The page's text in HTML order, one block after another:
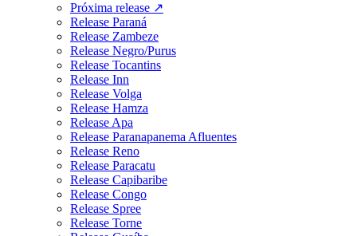
Próxima release ↗
Release Paraná
Release Zambeze
Release Negro/Purus
Release Tocantins
Release Inn
Release Volga
Release Hamza
Release Apa
Release Paranapanema Afluentes
Release Reno
Release Paracatu
Release Capibaribe
Release Congo
Release Spree
Release Torne